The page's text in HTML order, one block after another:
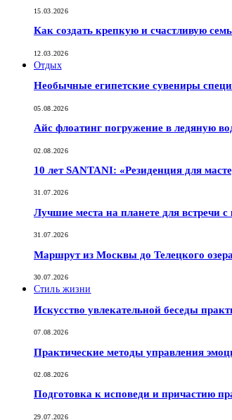
15.03.2026
Как создать крепкую и счастливую
12.03.2026
Отдых
Необычные египетские сувениры
05.08.2026
Айс флоатинг погружение в ледяную
02.08.2026
10 лет SANTANI: «Резиденция для
31.07.2026
Лучшие места на планете для встречи
31.07.2026
Маршрут из Москвы до Телецкого
30.07.2026
Стиль жизни
Искусство увлекательной беседы
07.08.2026
Практические методы управления
02.08.2026
Подготовка к исповеди и причастию
29.07.2026